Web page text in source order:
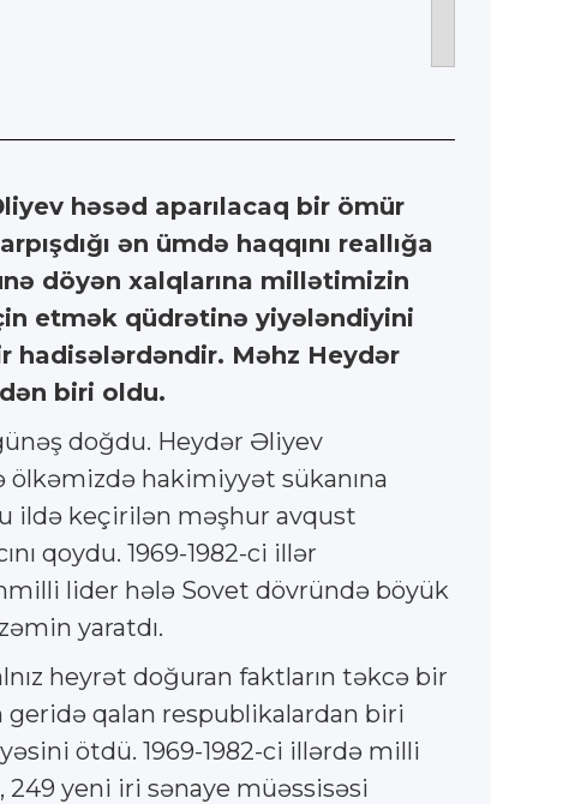
həsəd aparılacaq bir ömür
ən ümdə haqqını reallığa
döyən xalqlarına millətimizin
etmək qüdrətinə yiyələndiyini
hadisələrdəndir. Məhz Heydər
biri oldu.
doğdu. Heydər Əliyev
hakimiyyət sükanına
ildə keçirilən məşhur avqust
qoydu. 1969-1982-ci illər
lider hələ Sovet dövründə böyük
yaratdı.
heyrət doğuran faktların təkcə bir
qalan respublikalardan biri
ötdü. 1969-1982-ci illərdə milli
249 yeni iri sənaye müəssisəsi